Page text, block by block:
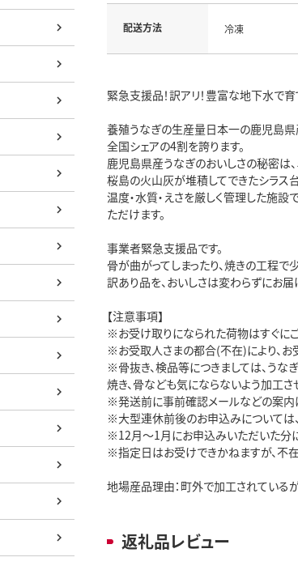
配送方法 冷凍
緊急支援品！訳アリ！豊富な地下水で
養殖うなぎの生産量日本一の鹿児島県
全国シェアの4割を誇ります。
鹿児島県産うなぎのおいしさの秘密は
桜島の火山灰が堆積してできたシラス
温度・水質・えさを厳しく管理した施
ただけます。
事業者緊急支援品です。
骨が曲がってしまったり、焼きの工程
訳あり品を、おいしさは変わらずにお届
【注意事項】
※お受け取りになられた荷物はすぐに
※お受取人さまの都合(不在)により、お
※骨抜き、検品等につきましては、うな
焼き、骨なども気にならないよう加工さ
※発送前に事前確認メールなどの案内
※大型連休前後のお申込みについては
※12月～1月にお申込みいただいた分に
※指定日はお受けできかねますが、不
地場産品理由：町外で加工されている
返礼品レビュー